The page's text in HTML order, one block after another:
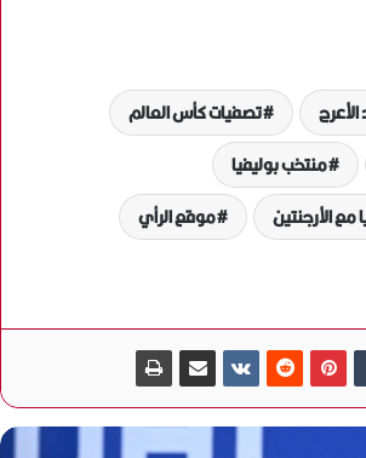
تصفيات كأس العالم
منتخب بوليفيا
مع الأرجنتين
موقع الرأي